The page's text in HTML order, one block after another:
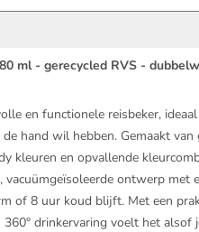
ml - gerecycled RVS -
en functionele reisbeker,
hand wil hebben. Gemaakt van
kleuren en opvallende
ontwerp met
of 8 uur koud blijft. Met een
drinkervaring voelt het alsof